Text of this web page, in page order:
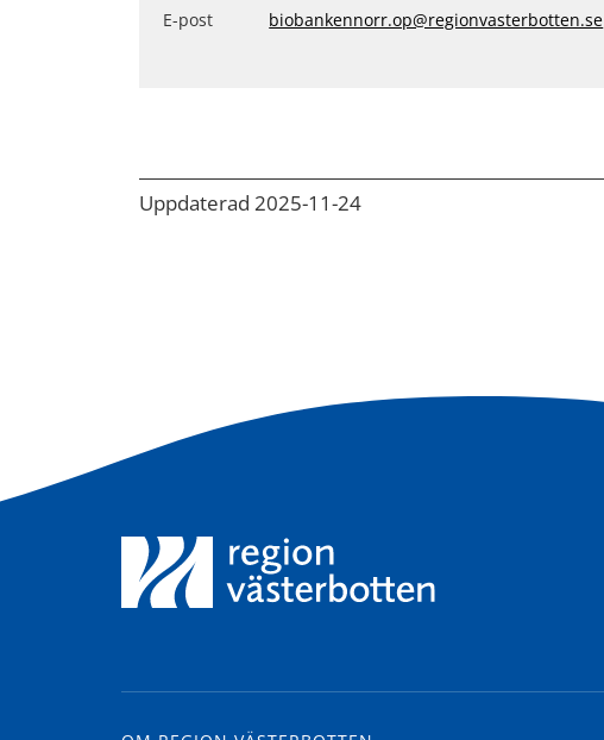
E-post
biobankennorr.op@regionvasterbotten.se
Uppdaterad 2025-11-24